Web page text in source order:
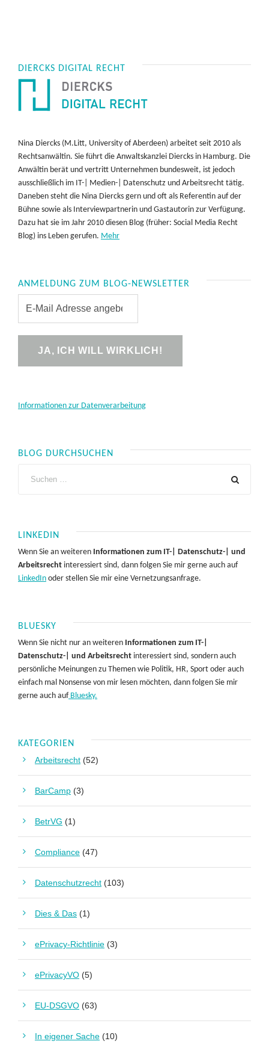
DIERCKS DIGITAL RECHT
Nina Diercks (M.Litt, University of Aberdeen) arbeitet seit 2010 als
Rechtsanwältin. Sie führt die Anwaltskanzlei Diercks in Hamburg. Die
Anwältin berät und vertritt Unternehmen bundesweit, ist jedoch
ausschließlich im IT-| Medien-| Datenschutz und Arbeitsrecht tätig.
Daneben steht die Nina Diercks gern und oft als Referentin auf der
Bühne sowie als Interviewpartnerin und Gastautorin zur Verfügung.
Dazu hat sie im Jahr 2010 diesen Blog (früher: Social Media Recht
Blog) ins Leben gerufen. Mehr
ANMELDUNG ZUM BLOG-NEWSLETTER
Informationen zur Datenverarbeitung
BLOG DURCHSUCHEN
LINKEDIN
Wenn Sie an weiteren Informationen zum IT-| Datenschutz-| und
Arbeitsrecht interessiert sind, dann folgen Sie mir gerne auch auf
LinkedIn oder stellen Sie mir eine Vernetzungsanfrage.
BLUESKY
Wenn Sie nicht nur an weiteren Informationen zum IT-|
Datenschutz-| und Arbeitsrecht interessiert sind, sondern auch
persönliche Meinungen zu Themen wie Politik, HR, Sport oder auch
einfach mal Nonsense von mir lesen möchten, dann folgen Sie mir
gerne auch aufBluesky.
KATEGORIEN
Arbeitsrecht (52)
BarCamp (3)
BetrVG (1)
Compliance (47)
Datenschutzrecht (103)
Dies & Das (1)
ePrivacy-Richtlinie (3)
ePrivacyVO (5)
EU-DSGVO (63)
In eigener Sache (10)